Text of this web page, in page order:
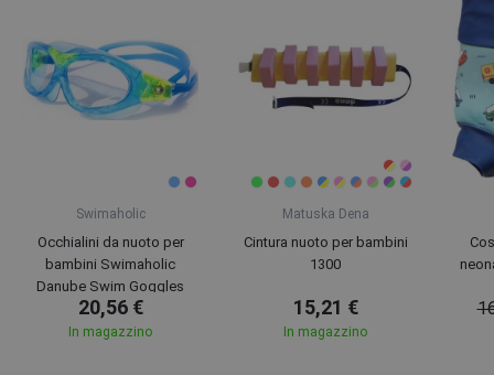
Swimaholic
Occhialini da nuoto per
bambini Swimaholic
Danube Swim Goggles
Junior
20,56 €
In magazzino
Matuska Dena
Cintura nuoto per bambini
1300
15,21 €
In magazzino